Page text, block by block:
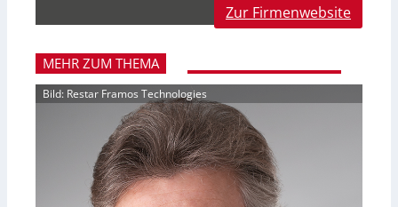
Zur Firmenwebsite
MEHR ZUM THEMA
Bild: Restar Framos Technologies